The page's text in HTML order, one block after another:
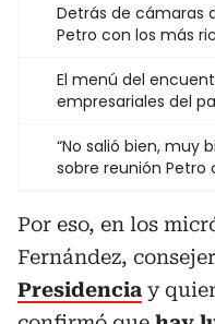
Detrás de cámaras
Petro con los más
El menú del
empresariales del
“No salió bien, muy
sobre reunión Petro
Por eso, en los
Fernández,
Presidencia y